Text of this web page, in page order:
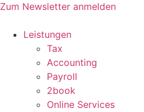
Zum Newsletter anmelden
Leistungen
Tax
Accounting
Payroll
2book
Online Services